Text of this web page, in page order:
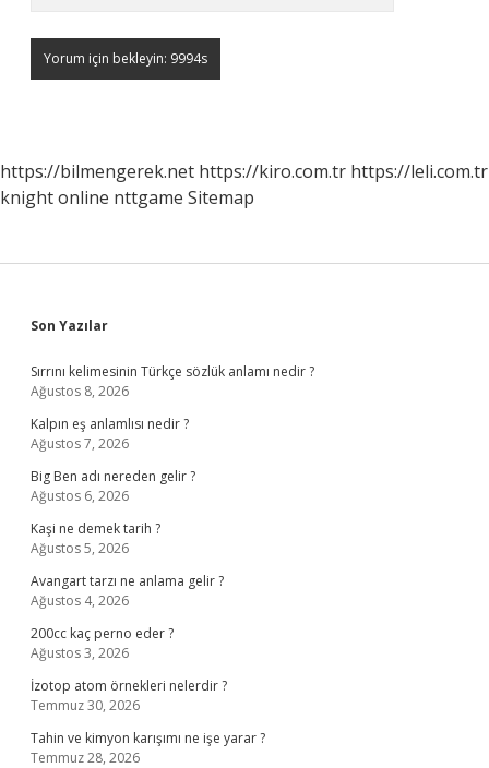
https://bilmengerek.net https://kiro.com.tr https://leli.com.tr
knight online nttgame Sitemap
Sidebar
Son Yazılar
Sırrını kelimesinin Türkçe sözlük anlamı nedir ?
Ağustos 8, 2026
Kalpın eş anlamlısı nedir ?
Ağustos 7, 2026
Big Ben adı nereden gelir ?
Ağustos 6, 2026
Kaşi ne demek tarih ?
Ağustos 5, 2026
Avangart tarzı ne anlama gelir ?
Ağustos 4, 2026
200cc kaç perno eder ?
Ağustos 3, 2026
İzotop atom örnekleri nelerdir ?
Temmuz 30, 2026
Tahin ve kimyon karışımı ne işe yarar ?
Temmuz 28, 2026